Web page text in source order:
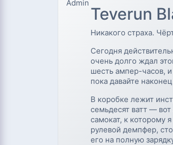
Teverun
Никакого страха.
Сегодня
очень долго ждал
шесть ампер-часов,
пока давайте
В коробке лежит
семьдесят ватт —
самокат, к которому
рулевой демпфер,
его на полную